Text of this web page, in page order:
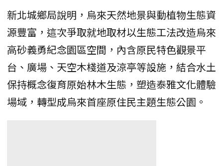
新北城鄉局說明，烏來天然地景與動植物生態資
源豐富，這次爭取就地取材以生態工法改造烏來
高砂義勇紀念園區空間，內含原民特色觀景平
台、廣場、天空木棧道及涼亭等設施，結合水土
保持概念復育原始林木生態，塑造泰雅文化體驗
場域，轉型成烏來首座原住民主題生態公園。